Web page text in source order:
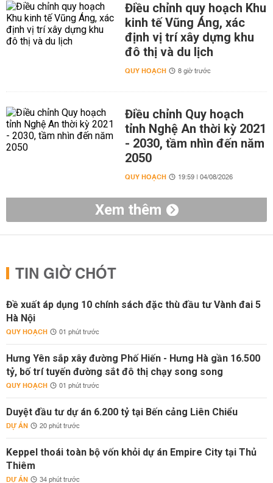
Điều chỉnh quy hoạch Khu
kinh tế Vũng Áng, xác
định vị trí xây dựng khu
đô thị và du lịch
QUY HOẠCH 8 giờ trước
Điều chỉnh Quy hoạch
tỉnh Nghệ An thời kỳ 2021
- 2030, tầm nhìn đến năm
2050
QUY HOẠCH 19:59 | 04/08/2026
Xem thêm
TIN GIỜ CHÓT
Đề xuất áp dụng 10 chính sách đặc thù đầu tư Vành đai 5
Hà Nội
QUY HOẠCH 01 phút trước
Hưng Yên sắp xây đường Phố Hiến - Hưng Hà gần 16.500
tỷ, bố trí tuyến đường sắt đô thị chạy song song
QUY HOẠCH 01 phút trước
Duyệt đầu tư dự án 6.200 tỷ tại Bến cảng Liên Chiểu
DỰ ÁN 20 phút trước
Keppel thoái toàn bộ vốn khỏi dự án Empire City tại Thủ
Thiêm
DỰ ÁN 34 phút trước